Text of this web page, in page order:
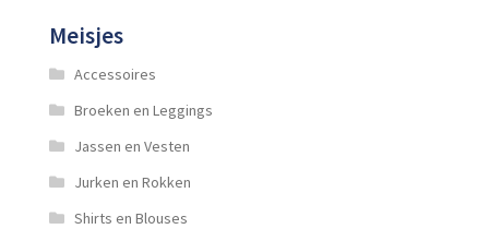
Meisjes
Accessoires
Broeken en Leggings
Jassen en Vesten
Jurken en Rokken
Shirts en Blouses